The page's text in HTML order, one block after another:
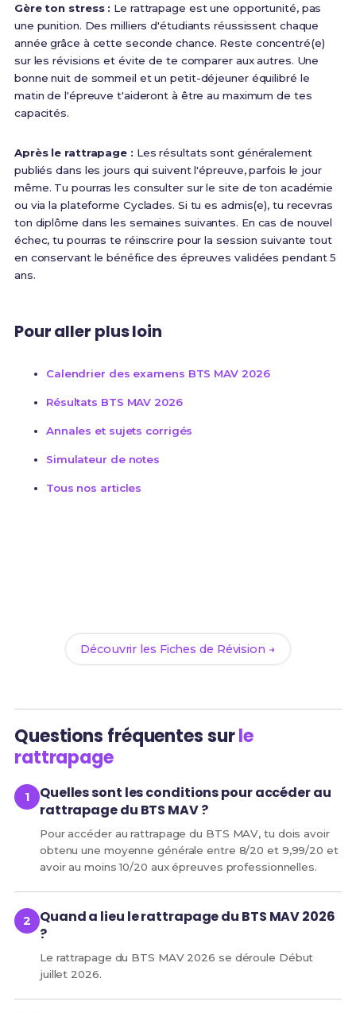
Gère ton stress : Le rattrapage est une opportunité, pas
une punition. Des milliers d'étudiants réussissent chaque
année grâce à cette seconde chance. Reste concentré(e)
sur les révisions et évite de te comparer aux autres. Une
bonne nuit de sommeil et un petit-déjeuner équilibré le
matin de l'épreuve t'aideront à être au maximum de tes
capacités.
Après le rattrapage : Les résultats sont généralement
publiés dans les jours qui suivent l'épreuve, parfois le jour
même. Tu pourras les consulter sur le site de ton académie
ou via la plateforme Cyclades. Si tu es admis(e), tu recevras
ton diplôme dans les semaines suivantes. En cas de nouvel
échec, tu pourras te réinscrire pour la session suivante tout
en conservant le bénéfice des épreuves validées pendant 5
ans.
Pour aller plus loin
Calendrier des examens BTS MAV 2026
Résultats BTS MAV 2026
Annales et sujets corrigés
Simulateur de notes
Tous nos articles
Découvrir les Fiches de Révision →
Questions fréquentes surle
rattrapage
Quelles sont les conditions pour accéder au
rattrapage du BTS MAV ?
Pour accéder au rattrapage du BTS MAV, tu dois avoir
obtenu une moyenne générale entre 8/20 et 9,99/20 et
avoir au moins 10/20 aux épreuves professionnelles.
Quand a lieu le rattrapage du BTS MAV 2026
?
Le rattrapage du BTS MAV 2026 se déroule Début
juillet 2026.